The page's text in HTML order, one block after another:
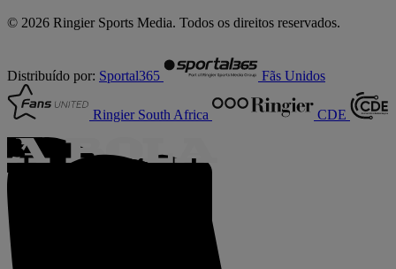
© 2026 Ringier Sports Media. Todos os direitos reservados.
Distribuído por: Sportal365 Fãs Unidos
Ringier South Africa CDE